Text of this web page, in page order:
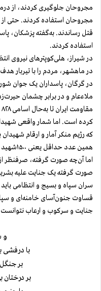
مجروحان جلوگیری کردند، از
مجروحان استفاده کردند. حتی از
‌قتل رساندند. به‌گفته پزشکان،
استفاده کردند.
در شیراز، هلی‌کوپترهای نیروی
در ماهشهر، مردم را با تیربار
در گرگان، پاسداران یک جوان
ملاء‌عام و در برابر چشمان
کرده است. اما شمار واقعی
که رژیم منکر آمار و ارقام
همین عدد حداقل یعنی ۱۵۰۰شهید را به‌طور بین‌المللی به ثبت بدهد.
اما آن‌چه صورت گرفته، صرفنظر
صورت گرفته یک جنایت علیه
سران سپاه و بسیج و انتظامی
قساوت جنون‌آسای خامنه‌ای و
جنایت‌ و سرکوب و ارعاب نتوانست
و
با درفشی
بر
بر درختان